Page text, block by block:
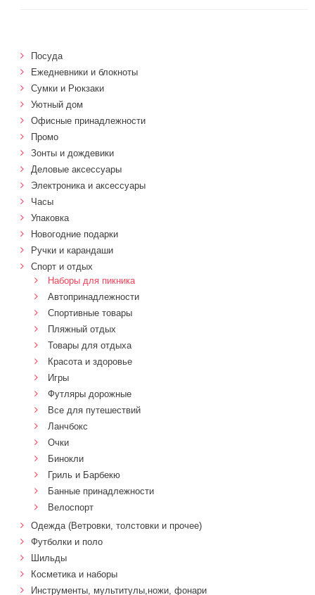
Посуда
Ежедневники и блокноты
Сумки и Рюкзаки
Уютный дом
Офисные принадлежности
Промо
Зонты и дождевики
Деловые аксессуары
Электроника и аксессуары
Часы
Упаковка
Новогодние подарки
Ручки и карандаши
Спорт и отдых
Наборы для пикника
Автопринадлежности
Спортивные товары
Пляжный отдых
Товары для отдыха
Красота и здоровье
Игры
Футляры дорожные
Все для путешествий
Ланчбокс
Очки
Бинокли
Гриль и Барбекю
Банные принадлежности
Велоспорт
Одежда (Ветровки, толстовки и прочее)
Футболки и поло
Шильды
Косметика и наборы
Инструменты, мультитулы,ножи, фонари